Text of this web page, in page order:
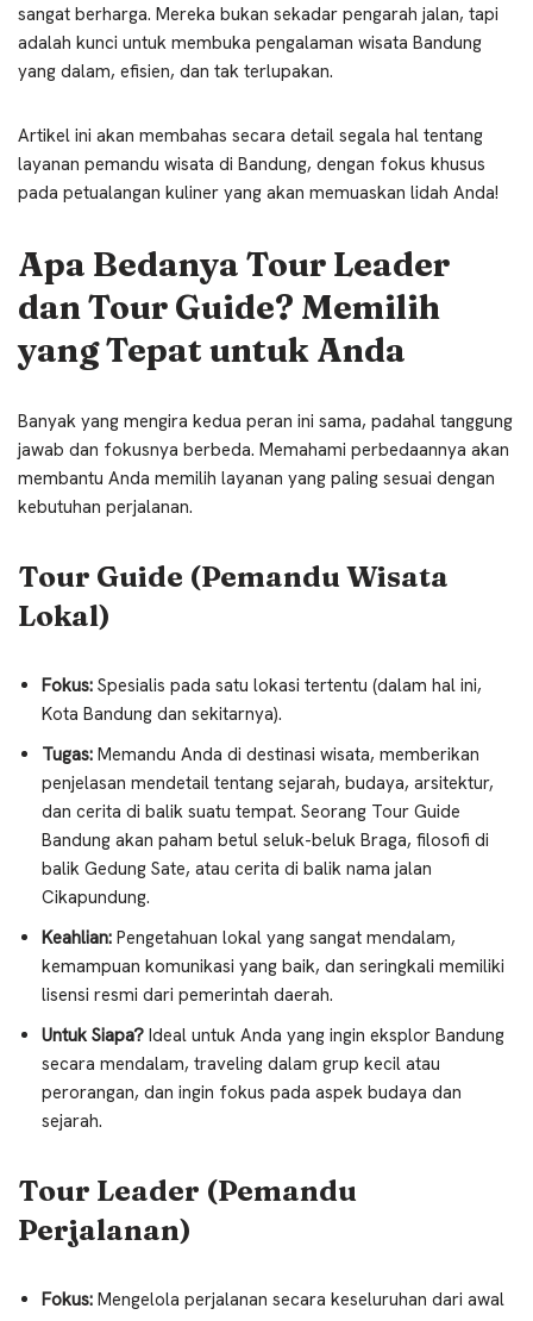
sangat berharga. Mereka bukan sekadar pengarah jalan, tapi
adalah kunci untuk membuka pengalaman wisata Bandung
yang dalam, efisien, dan tak terlupakan.
Artikel ini akan membahas secara detail segala hal tentang
layanan pemandu wisata di Bandung, dengan fokus khusus
pada petualangan kuliner yang akan memuaskan lidah Anda!
Apa Bedanya Tour Leader
dan Tour Guide? Memilih
yang Tepat untuk Anda
Banyak yang mengira kedua peran ini sama, padahal tanggung
jawab dan fokusnya berbeda. Memahami perbedaannya akan
membantu Anda memilih layanan yang paling sesuai dengan
kebutuhan perjalanan.
Tour Guide (Pemandu Wisata
Lokal)
Fokus: Spesialis pada satu lokasi tertentu (dalam hal ini,
Kota Bandung dan sekitarnya).
Tugas: Memandu Anda di destinasi wisata, memberikan
penjelasan mendetail tentang sejarah, budaya, arsitektur,
dan cerita di balik suatu tempat. Seorang Tour Guide
Bandung akan paham betul seluk-beluk Braga, filosofi di
balik Gedung Sate, atau cerita di balik nama jalan
Cikapundung.
Keahlian: Pengetahuan lokal yang sangat mendalam,
kemampuan komunikasi yang baik, dan seringkali memiliki
lisensi resmi dari pemerintah daerah.
Untuk Siapa? Ideal untuk Anda yang ingin eksplor Bandung
secara mendalam, traveling dalam grup kecil atau
perorangan, dan ingin fokus pada aspek budaya dan
sejarah.
Tour Leader (Pemandu
Perjalanan)
Fokus: Mengelola perjalanan secara keseluruhan dari awal